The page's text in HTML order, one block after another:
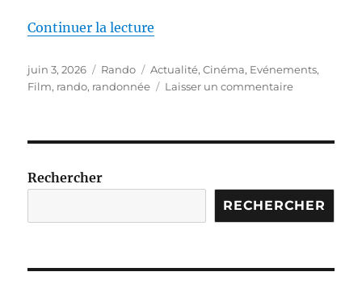
Continuer la lecture
Publié
le
juin 3, 2026 Catégories
Rando Étiquettes
Actualité,Cinéma, Evénements,
Film, rando, randonnée Laisser un commentairesur
sortez
des
sentiers
Rechercher
RECHERCHER